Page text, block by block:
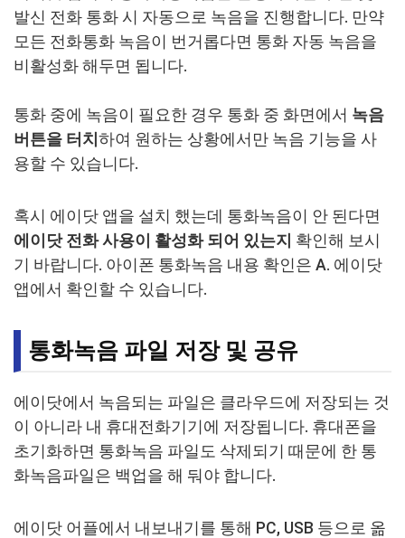
발신 전화 통화 시 자동으로 녹음을 진행합니다. 만약
모든 전화통화 녹음이 번거롭다면 통화 자동 녹음을
비활성화 해두면 됩니다.
통화 중에 녹음이 필요한 경우 통화 중 화면에서 녹음
버튼을 터치 하여 원하는 상황에서만 녹음 기능을 사
용할 수 있습니다.
혹시 에이닷 앱을 설치 했는데 통화녹음이 안 된다면
에이닷 전화 사용이 활성화 되어 있는지 확인해 보시
기 바랍니다. 아이폰 통화녹음 내용 확인은 A. 에이닷
앱에서 확인할 수 있습니다.
통화녹음 파일 저장 및 공유
에이닷에서 녹음되는 파일은 클라우드에 저장되는 것
이 아니라 내 휴대전화기기에 저장됩니다. 휴대폰을
초기화하면 통화녹음 파일도 삭제되기 때문에 한 통
화녹음파일은 백업을 해 둬야 합니다.
에이닷 어플에서 내보내기를 통해 PC, USB 등으로 옮